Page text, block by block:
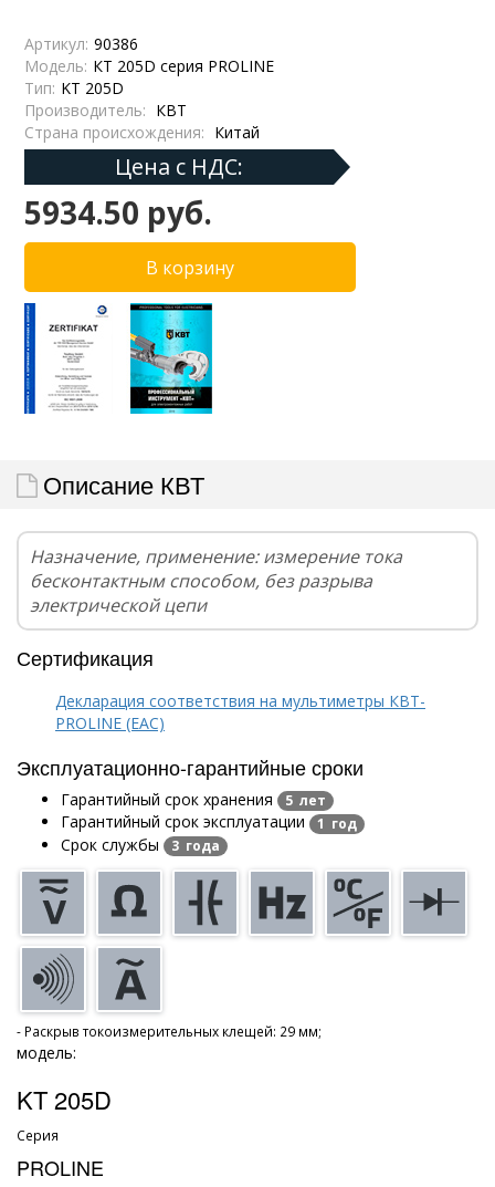
Артикул: 90386
Модель: КТ 205D серия PROLINE
Тип: KT 205D
Производитель: КВТ
Страна происхождения: Китай
Цена с НДС:
5934.50 руб.
Описание КВТ
Назначение, применение: измерение тока
бесконтактным способом, без разрыва
электрической цепи
Сертификация
Декларация соответствия на мультиметры КВТ-
PROLINE (EAC)
Эксплуатационно-гарантийные сроки
Гарантийный срок хранения 5 лет
Гарантийный срок эксплуатации 1 год
Срок службы 3 года
- Раскрыв токоизмерительных клещей: 29 мм;
модель:
KT 205D
Серия
PROLINE